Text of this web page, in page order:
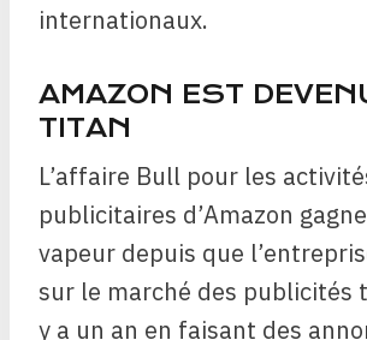
internationaux.
AMAZON EST
TITAN
L’affaire Bull pour les
publicitaires d’Amazon
vapeur depuis que
sur le marché des publicités
y a un an en faisant des